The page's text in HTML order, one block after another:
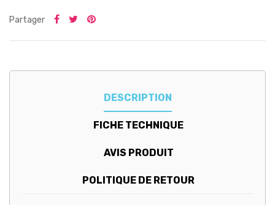
Partager
DESCRIPTION
FICHE TECHNIQUE
AVIS PRODUIT
POLITIQUE DE RETOUR